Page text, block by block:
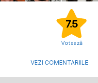
7.5
Votează
VEZI COMENTARIILE